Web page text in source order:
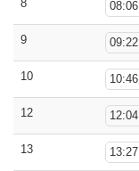
8 08:06
9 09:22
10 10:46
12 12:04
13 13:27